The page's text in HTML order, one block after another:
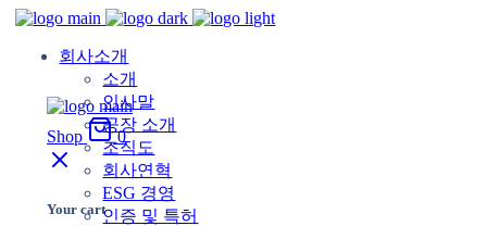
회사소개
소개
인사말
공장 소개
조직도
회사연혁
ESG 경영
인증 및 특허
Shop 0
Your cart